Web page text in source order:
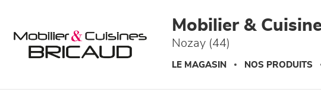
Mobilier &
Nozay (44)
LE MAGASIN NOS PRODUITS